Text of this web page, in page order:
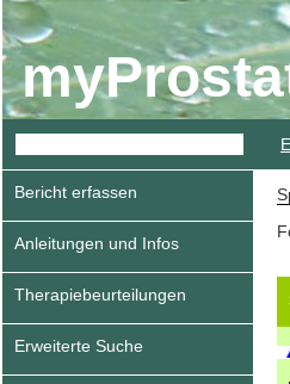
Bericht erfassen
Anleitungen und Infos
Therapiebeurteilungen
Erweiterte Suche